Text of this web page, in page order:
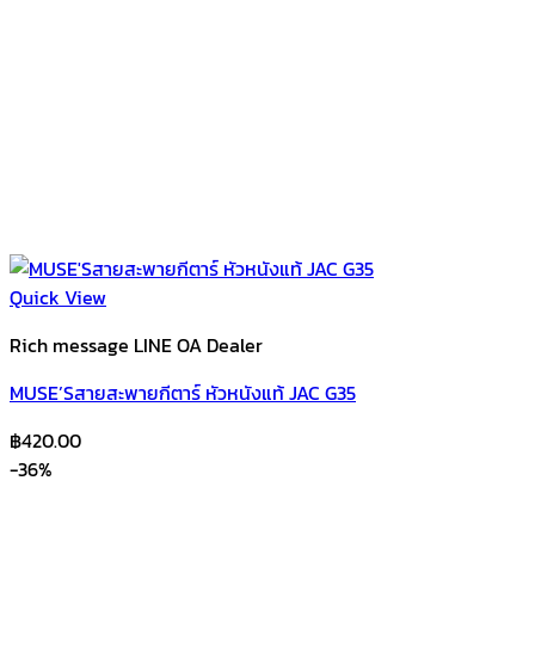
Quick View
Rich message LINE OA Dealer
MUSE’Sสายสะพายกีตาร์ หัวหนังแท้ JAC G35
฿420.00
-36%